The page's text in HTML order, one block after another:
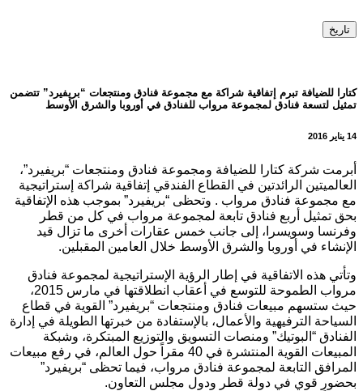
تاريخ
كتارا للضيافة تبرم إتفاقية شراكة مع مجموعة فنادق ومنتجعات “بريفيرد” تتضمن
تمثيل لتسعة فنادق لمجموعة مرواب للفنادق في أوروبا والشرق الأوسط
14 يناير 2016
أبرمت شركة كتارا للضيافة ومجموعة فنادق ومنتجعات “بريفيرد”،
العالميتين الرائدتين في القطاع الفندقي إتفاقية شراكة إستراتيجية
مع مجموعة فنادق مرواب . وتحظى “بريفيرد” بموجب هذه الإتفاقية
بحق تمثيل أربع فنادق تابعة لمجموعة مرواب في كل من قطر
وفرنسا وسويسرا، إلى جانب خمس عقارات أخرى ما تزال قيد
الإنشاء في أوروبا والشرق الأوسط خلال العامين المقبلين.
وتأتي هذه الاتفاقية في إطار الرؤية الإستراتيجية لمجموعة فنادق
مرواب الطموحة للتوسع في أعقاب انطلاقتها في مارس 2015،
حيث ستسهم مبيعات فنادق ومنتجعات “بريفيرد” القوية في قطاع
السياحة الترفيهية والأعمال، بالإستفادة من خبرتها الطويلة في إدارة
الفنادق “البوتيك” ومنصات التسويق والتوزيع المبتكرة، وشبكة
المبيعات القوية المنتشرة في 40 مقراً حول العالم، في رفع مبيعات
المرافق التابعة لمجموعة فنادق مرواب، فيما تحظى “بريفيرد”
بحضورٍ قوي في دولة قطر ودول مجلس التعاون.